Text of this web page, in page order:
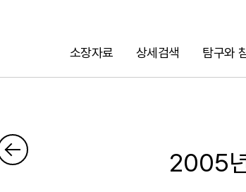
소장자료 상세검색 탐구와
검색
2005